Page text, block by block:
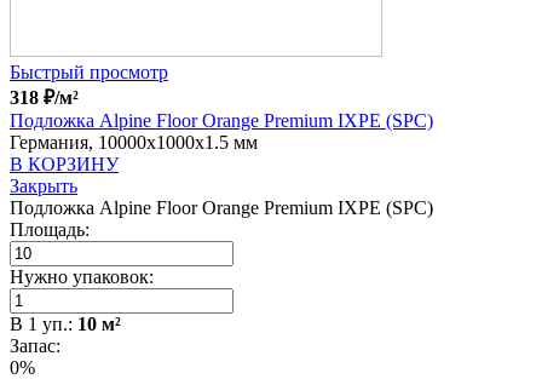
Быстрый просмотр
318 ₽/м²
Подложка Alpine Floor Orange Premium IXPE (SPC)
Германия, 10000x1000x1.5 мм
В КОРЗИНУ
Закрыть
Подложка Alpine Floor Orange Premium IXPE (SPC)
Площадь:
Нужно упаковок:
В 1 уп.: 10 м²
Запас:
0%